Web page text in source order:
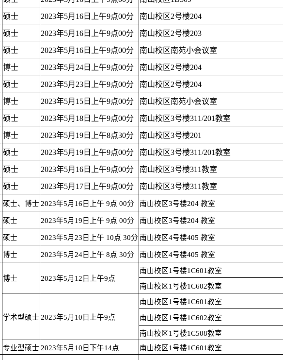
硕士 2023年5月16日上午9点00分 南山校区2号楼204
硕士 2023年5月16日上午9点00分 南山校区2号楼203
硕士 2023年5月16日上午9点00分 南山校区南苑小会议室
博士 2023年5月24日上午9点00分 南山校区2号楼204
硕士 2023年5月23日上午9点00分 南山校区2号楼204
博士 2023年5月15日上午9点00分 南山校区南苑小会议室
硕士 2023年5月18日上午9点00分 南山校区3号楼311/201教室
博士 2023年5月19日上午8点30分 南山校区3号楼201
硕士 2023年5月19日上午9点00分 南山校区3号楼311/201教室
硕士 2023年5月16日上午9点00分 南山校区3号楼311教室
硕士 2023年5月17日上午9点00分 南山校区3号楼311教室
硕士、博士 2023年5月16日上午 9点 00分 南山校区3号楼204 教室
硕士 2023年5月19日上午 9点 00分 南山校区3号楼204 教室
硕士 2023年5月23日上午 10点 30分 南山校区4号楼405 教室
博士 2023年5月24日上午 8点 30分 南山校区4号楼405 教室
博士 2023年5月12日上午9点
南山校区1号楼1C601教室
南山校区1号楼1C602教室
学术型硕士 2023年5月10日上午9点
南山校区1号楼1C601教室
南山校区1号楼1C602教室
南山校区1号楼1C508教室
专业型硕士 2023年5月10日下午14点 南山校区1号楼1C601教室